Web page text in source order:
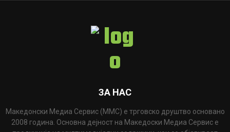
ЗА НАС
Македонски Медиа Сервис (ММС) е трговско друштво основано
2008 година. Основна дејност на Македоски Медиа Сервис е